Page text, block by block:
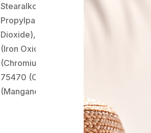
Stearalkonium Hectorite, Propylene
Propylparaben, BHT. May Contain [+/-
Dioxide), CI 77007 (Ultramarines), CI
(Iron Oxides), CI 77288 (Chromium
(Chromium Hydroxide Green), CI
75470 (Carmine), CI 77510 (Ferric
(Manganese Violet), CI 77019 (Mica)].